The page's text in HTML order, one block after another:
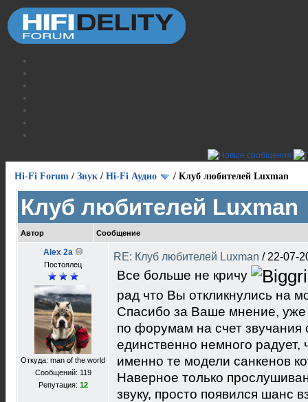
Hi-Fi Forum / Звук / Hi-Fi Аудио / Клуб любителей Luxman
Клуб любителей Luxman
Автор Сообщение
Alex 2a
Постоялец
Откуда: man of the world
Сообщений: 119
Репутация: 12
RE: Клуб любителей Luxman / 22-07-
Все больше не кричу
рад что Вы откликнулись на
Спасибо за Ваше мнение,
по форумам на счет
единственно немного радует,
именно те модели санкенов
Наверное только
звуку, просто появился шанс